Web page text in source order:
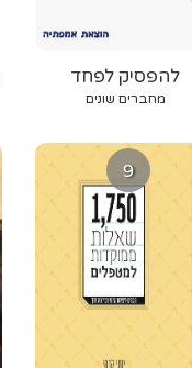
להפסיק לפחד
מחברים שונים
9